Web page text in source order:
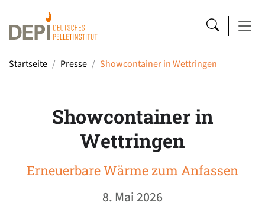
Startseite Presse Showcontainer in Wettringen
Showcontainer in
Wettringen
Erneuerbare Wärme zum Anfassen
8. Mai 2026